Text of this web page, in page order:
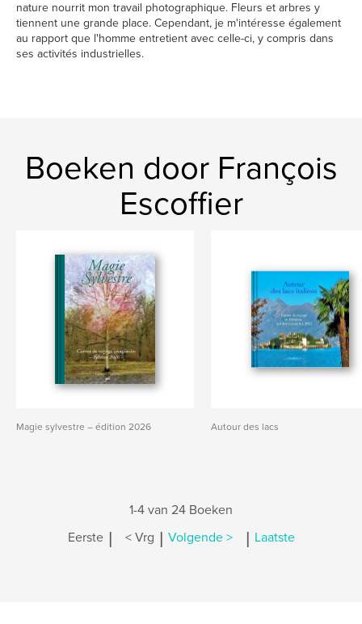
nature nourrit mon travail photographique. Fleurs et arbres y
tiennent une grande place. Cependant, je m'intéresse également
au rapport que l'homme entretient avec celle-ci, y compris dans
ses activités industrielles.
Boeken door François
Escoffier
Magie sylvestre – édition 2026 Autour des lacs
1-4 van 24 Boeken
Eerste | < Vrg | Volgende > | Laatste